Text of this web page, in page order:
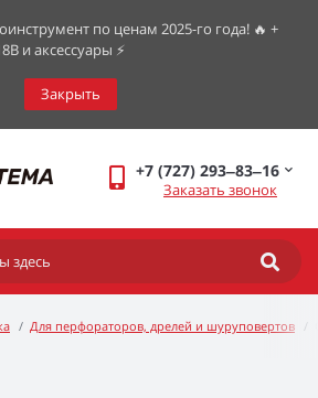
по ценам 2025-го года! 🔥 +
и аксессуары ⚡️
Закрыть
+7 (727) 293‒83‒16
Заказать звонок
Для перфораторов, дрелей и шуруповертов